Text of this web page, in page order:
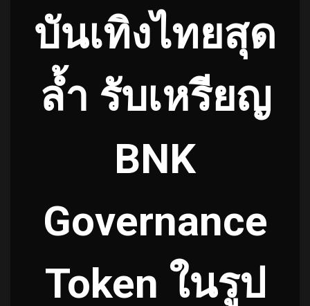
บันเทิงไทยสุด
ล้ำ รับเหรียญ
BNK
Governance
Token ในรูป